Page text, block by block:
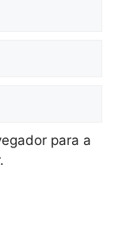
para a